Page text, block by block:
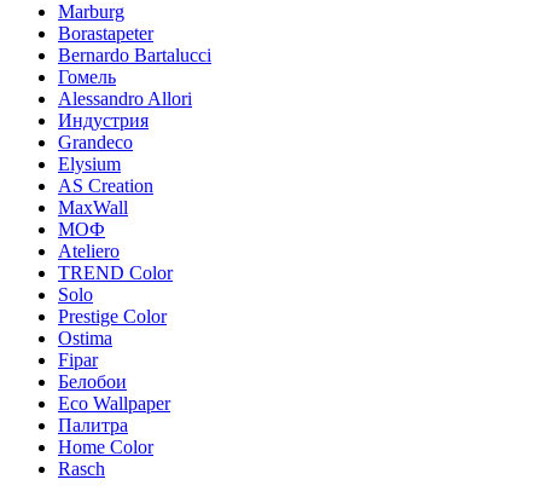
Marburg
Borastapeter
Bernardo Bartalucci
Гомель
Alessandro Allori
Индустрия
Grandeco
Elysium
AS Creation
MaxWall
МОФ
Ateliero
TREND Color
Solo
Prestige Color
Ostima
Fipar
Белобои
Eco Wallpaper
Палитра
Home Color
Rasch